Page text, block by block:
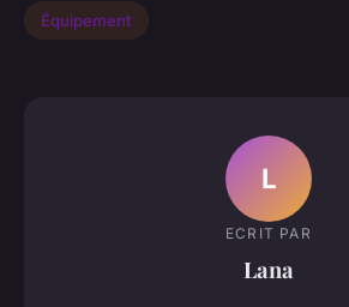
Équipement
L
ECRIT PAR
Lana